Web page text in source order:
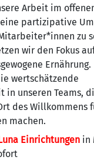
Arbeit im
partizipative
zu
wir den Fokus
Ernährung.
wertschätzende
in unseren Teams,
des Willkommens
machen.
Einrichtungen in